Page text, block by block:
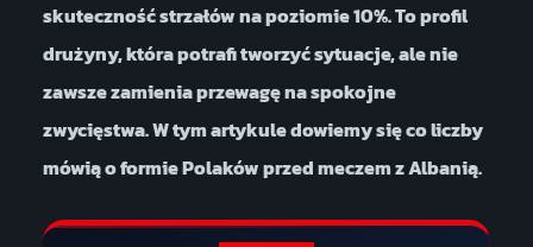
skuteczność strzałów na poziomie 10%. To profil
drużyny, która potrafi tworzyć sytuacje, ale nie
zawsze zamienia przewagę na spokojne
zwycięstwa. W tym artykule dowiemy się co liczby
mówią o formie Polaków przed meczem z Albanią.